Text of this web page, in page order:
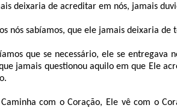
deixaria de acreditar em nós, jamais
nós sabíamos, que ele jamais deixaria
que se necessário, ele se
jamais questionou aquilo em que Ele
Caminha com o Coração, Ele vê com o